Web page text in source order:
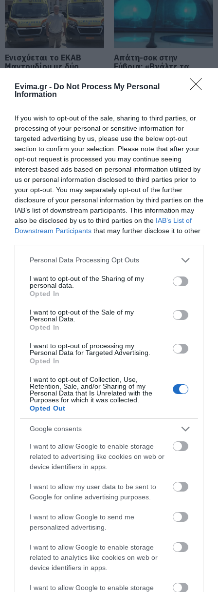
Evima.gr - Do Not Process My Personal
Information
If you wish to opt-out of the sale, sharing to third parties, or
processing of your personal or sensitive information for
targeted advertising by us, please use the below opt-out
section to confirm your selection. Please note that after your
opt-out request is processed you may continue seeing
interest-based ads based on personal information utilized by
us or personal information disclosed to third parties prior to
your opt-out. You may separately opt-out of the further
disclosure of your personal information by third parties on the
IAB’s list of downstream participants. This information may
also be disclosed by us to third parties on the IAB’s List of
Downstream Participants that may further disclose it to other
Please note that this website/app uses one or more Google
not limited to your visit or usage behaviour. You may click to
grant or deny consent to Google and its third-party tags to
use your data for below specified purposes in below Google
consent section.
Personal Data Processing Opt Outs
I want to opt-out of the Sharing of my
personal data.
Opted In
I want to opt-out of the Sale of my
Personal Data.
Opted In
I want to opt-out of processing my
Personal Data for Targeted Advertising.
Opted In
I want to opt-out of Collection, Use,
Retention, Sale, and/or Sharing of my
Personal Data that Is Unrelated with the
Purposes for which it was collected.
Opted Out
Google consents
I want to allow Google to enable storage
related to advertising like cookies on web or
device identifiers in apps.
I want to allow my user data to be sent to
Google for online advertising purposes.
I want to allow Google to send me
personalized advertising.
I want to allow Google to enable storage
related to analytics like cookies on web or
device identifiers in apps.
I want to allow Google to enable storage
κυκλοφορία
05.08.2026 | 19:40
Νύχτα τρόμου στην Εύβοια:
Διέρρηξαν σπίτι 95χρονης και
προκάλεσαν σοβαρές ζημιές σε
ταβέρνα
Ο απόλυτος οδηγός για να ζήσεις
05.08.2026 | 19:00
Κρίσιμες ώρες για άνδρα που
τραυματίστηκε σε τροχαίο στην
Εύβοια
05.08.2026 | 18:40
Τρόμος σε πτήση της Air India: Το
αεροσκάφος έχασε απότομα ύψος
– 17 τραυματίες
05.08.2026 | 18:20
Νέα τηλεφωνική απάτη
05.08.2026 | 18:00
Rolex αξίας 75.000 ευρώ – Η
ανακάλυψη κάτω από τα βράχια
Τρόμος στην Εύβοια: Δύο
άγνωστοι εισέβαλαν σε σπίτι
άρπαξαν
05.08.2026 | 17:20
Ενισχύεται το ΕΚΑΒ
Μαντουδίου με δύο
διασώστες – Νέο
ασθενοφόρο στον
Απάτη-σοκ στην
Εύβοια: «Βγάλτε τα
μπαλκόνι» – Έχασε
9.500 ευρώ και
Φωτιά σε λεωφορείο
στην Εύβοια
Καθαρό και άφθονο
νερό σε αυτή την
περιοχή της Εύβοιας
Εύβοια: Διέρρηξαν
σπίτι 95χρονης και
προκάλεσαν σοβαρές
ζημιές σε ταβέρνα
άνδρα που